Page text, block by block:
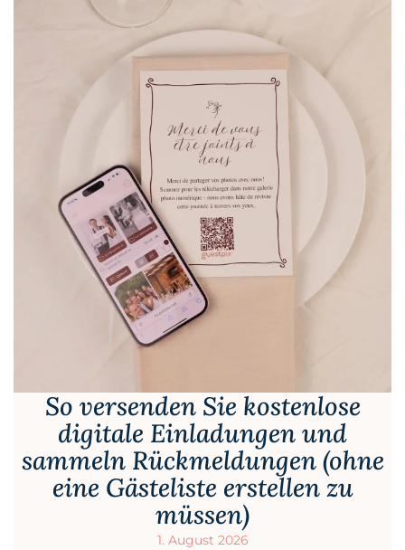
So versenden Sie kostenlose
digitale Einladungen und
sammeln Rückmeldungen (ohne
eine Gästeliste erstellen zu
müssen)
1. August 2026